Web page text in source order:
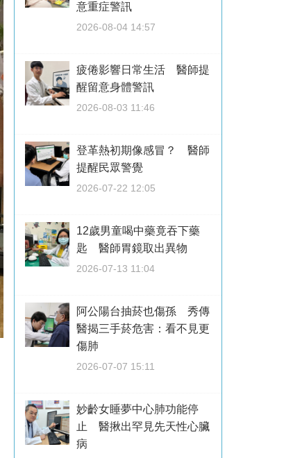
意重症警訊
2026-08-04 14:57
疲倦影響日常生活 醫師提
醒留意身體警訊
2026-08-03 11:46
登革熱初期像感冒？ 醫師
提醒民眾警覺
2026-07-22 12:05
12歲男童喝中藥竟吞下藥
匙 醫師胃鏡取出異物
2026-07-13 11:04
阿公陽台抽菸也傷孫 秀傳
醫揭三手菸危害：看不見更
傷肺
2026-07-07 15:11
妙齡女睡夢中心肺功能停
止 醫揪出罕見先天性心臟
病